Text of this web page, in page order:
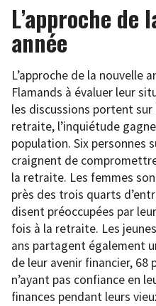
L’approche de
année
L’approche de la nouvelle
Flamands à évaluer leur
les discussions portent
retraite, l’inquiétude
population. Six personnes
craignent de
la retraite. Les femmes
près des trois quarts
disent préoccupées par
fois à la retraite. Les
ans partagent également
de leur avenir financier, 68
n’ayant pas confiance en
finances pendant leurs